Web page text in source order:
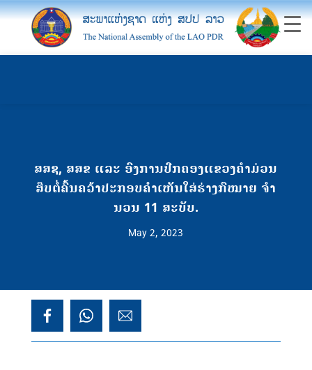
ສສຊ, ສສຂ ແລະ ອົງການປົກຄອງແຂວງຄໍາມ່ວນ
ສືບຕໍ່ຄົ້ນຄວ້າປະກອບຄໍາເຫັນໃສ່ຮ່າງກົໝາຍ ຈໍາ
ນວນ 11 ສະບັບ.
May 2, 2023